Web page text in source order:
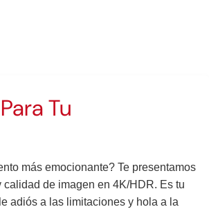
Tu
más emocionante? Te presentamos
de imagen en 4K/HDR. Es tu
adiós a las limitaciones y hola a la